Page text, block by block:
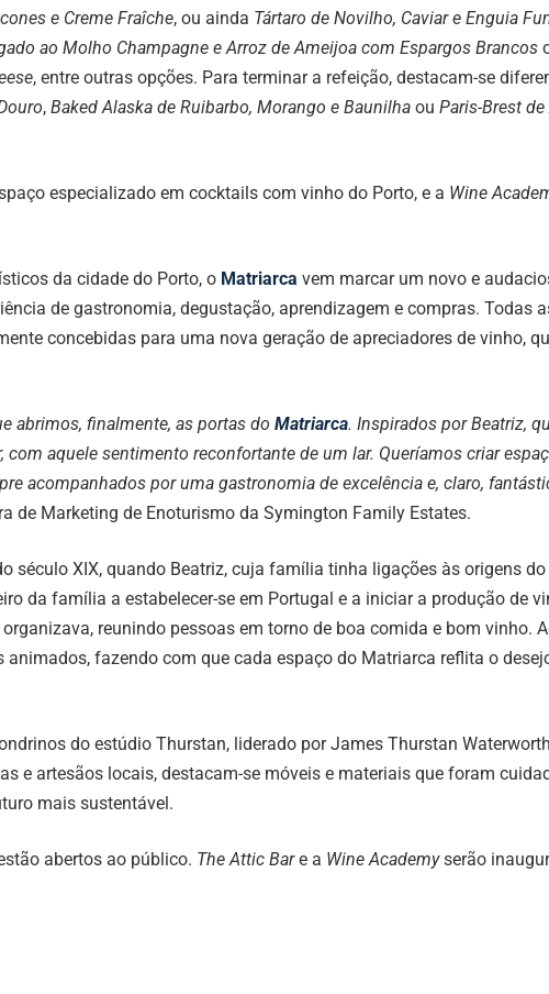
e Creme Fraîche, ou ainda Tártaro de Novilho, Caviar e Enguia
ao Molho Champagne e Arroz de Ameijoa com Espargos Brancos
, entre outras opções. Para terminar a refeição, destacam-se
, Baked Alaska de Ruibarbo, Morango e Baunilha ou Paris-Brest de
especializado em cocktails com vinho do Porto, e a Wine
da cidade do Porto, o Matriarca vem marcar um novo e
de gastronomia, degustação, aprendizagem e compras. Todas
concebidas para uma nova geração de apreciadores de vinho,
abrimos, finalmente, as portas do Matriarca. Inspirados por Beatriz,
aquele sentimento reconfortante de um lar. Queríamos criar
acompanhados por uma gastronomia de excelência e, claro,
de Marketing de Enoturismo da Symington Family Estates.
século XIX, quando Beatriz, cuja família tinha ligações às origens
da família a estabelecer-se em Portugal e a iniciar a produção de
reunindo pessoas em torno de boa comida e bom vinho.
fazendo com que cada espaço do Matriarca reflita o
do estúdio Thurstan, liderado por James Thurstan
e artesãos locais, destacam-se móveis e materiais que foram
mais sustentável.
abertos ao público. The Attic Bare a Wine Academyserão